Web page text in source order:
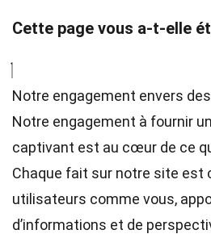
Cette page vous a-t-elle
Notre engagement envers
Notre engagement à fournir
captivant est au cœur de ce
Chaque fait sur notre site est
utilisateurs comme vous,
d’informations et de